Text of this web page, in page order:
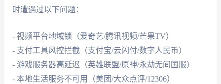
时遭遇过以下问题：
- 视频平台地域锁（爱奇艺/腾讯视频/芒果TV）
- 支付工具风控拦截（支付宝/云闪付/数字人民币）
- 游戏服务器高延迟（英雄联盟/原神/永劫无间国服）
- 本地生活服务不可用（美团/大众点评/12306）